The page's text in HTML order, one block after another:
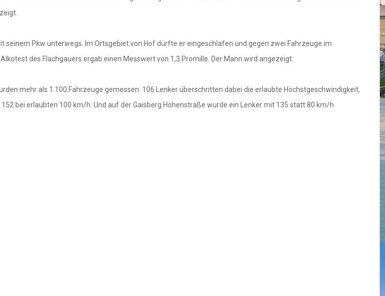
Pkw unterwegs. Im Ortsgebiet von Hof dürfte er eingeschlafen und gegen zwei Fahrzeuge im
des Flachgauers ergab einen Messwert von 1,3 Promille. Der Mann wird angezeigt.
mehr als 1.100 Fahrzeuge gemessen. 106 Lenker überschritten dabei die erlaubte Höchstgeschwindigkeit,
bei erlaubten 100 km/h. Und auf der Gaisberg Höhenstraße wurde ein Lenker mit 135 statt 80 km/h